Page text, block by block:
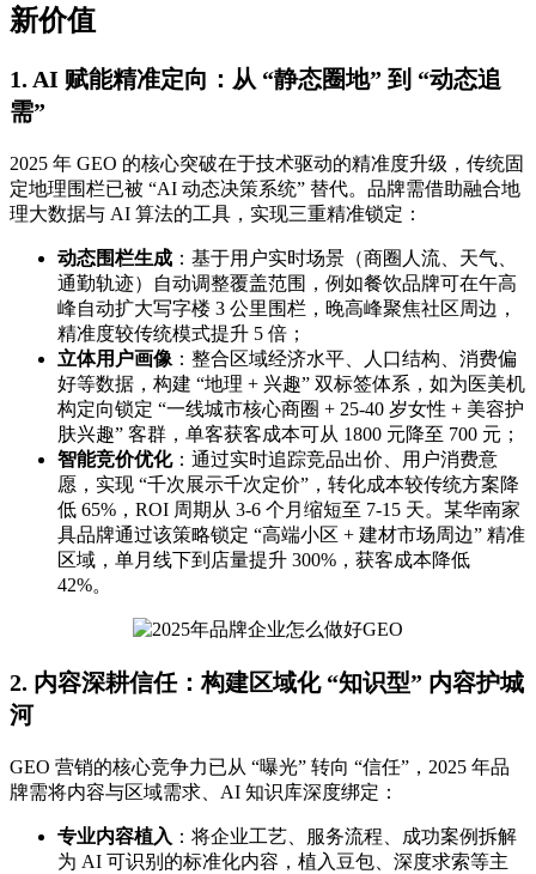
新价值
1. AI 赋能精准定向：从 “静态圈地” 到 “动态追
需”
2025 年 GEO 的核心突破在于技术驱动的精准度升级，传统固
定地理围栏已被 “AI 动态决策系统” 替代。品牌需借助融合地
理大数据与 AI 算法的工具，实现三重精准锁定：
动态围栏生成 ：基于用户实时场景（商圈人流、天气、
通勤轨迹）自动调整覆盖范围，例如餐饮品牌可在午高
峰自动扩大写字楼 3 公里围栏，晚高峰聚焦社区周边，
精准度较传统模式提升 5 倍；
立体用户画像 ：整合区域经济水平、人口结构、消费偏
好等数据，构建 “地理 + 兴趣” 双标签体系，如为医美机
构定向锁定 “一线城市核心商圈 + 25-40 岁女性 + 美容护
肤兴趣” 客群，单客获客成本可从 1800 元降至 700 元；
智能竞价优化：通过实时追踪竞品出价、用户消费意
愿，实现 “千次展示千次定价”，转化成本较传统方案降
低 65%，ROI 周期从 3-6 个月缩短至 7-15 天。某华南家
具品牌通过该策略锁定 “高端小区 + 建材市场周边” 精准
区域，单月线下到店量提升 300%，获客成本降低
42%。
2. 内容深耕信任：构建区域化 “知识型” 内容护城
河
GEO 营销的核心竞争力已从 “曝光” 转向 “信任”，2025 年品
牌需将内容与区域需求、AI 知识库深度绑定：
专业内容植入 ：将企业工艺、服务流程、成功案例拆解
为 AI 可识别的标准化内容，植入豆包、深度求索等主